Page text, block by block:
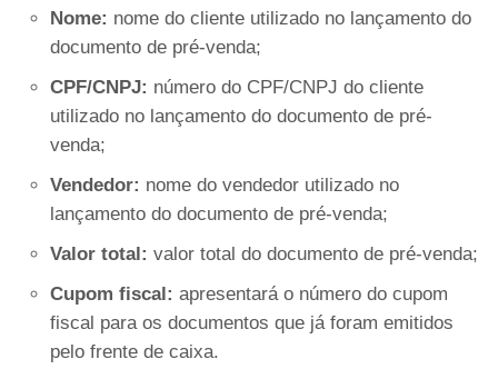
Nome: nome do cliente utilizado no lançamento do
documento de pré-venda;
CPF/CNPJ: número do CPF/CNPJ do cliente
utilizado no lançamento do documento de pré-
venda;
Vendedor: nome do vendedor utilizado no
lançamento do documento de pré-venda;
Valor total: valor total do documento de pré-venda;
Cupom fiscal: apresentará o número do cupom
fiscal para os documentos que já foram emitidos
pelo frente de caixa.